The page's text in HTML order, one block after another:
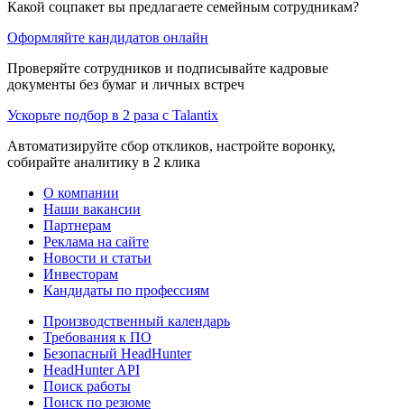
Какой соцпакет вы предлагаете семейным сотрудникам?
Оформляйте кандидатов онлайн
Проверяйте сотрудников и подписывайте кадровые
документы без бумаг и личных встреч
Ускорьте подбор в 2 раза с Talantix
Автоматизируйте сбор откликов, настройте воронку,
собирайте аналитику в 2 клика
О компании
Наши вакансии
Партнерам
Реклама на сайте
Новости и статьи
Инвесторам
Кандидаты по профессиям
Производственный календарь
Требования к ПО
Безопасный HeadHunter
HeadHunter API
Поиск работы
Поиск по резюме